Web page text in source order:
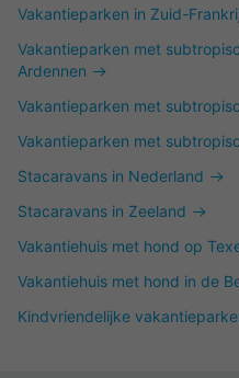
Vakantieparken in Zuid-
Vakantieparken met
Ardennen
Vakantieparken met
Vakantieparken met
Stacaravans in Nederland
Stacaravans in Zeeland
Vakantiehuis met hond op
Vakantiehuis met hond in de
Kindvriendelijke